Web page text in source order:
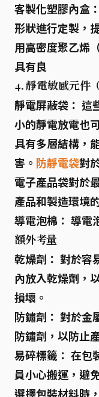
客製化塑膠內盒：
形狀進行定製，
用高密度聚乙烯
具有良
4. 靜電敏感元件
靜電屏蔽袋： 這
小的靜電放電也
具有多層結構，
害。 防靜電袋對
電子產品袋對於
產品和製造環境
導電泡棉： 導電
額外考量
乾燥劑： 對於容
內放入乾燥劑，
損壞。
防鏽劑： 對於金
防鏽劑，以防止
易碎標籤： 在包
員小心搬運，避
選擇包裝材料時